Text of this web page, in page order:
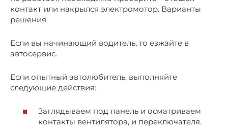
контакт или накрылся электромотор. Варианты
решения:
Если вы начинающий водитель, то езжайте в
автосервис.
Если опытный автолюбитель, выполняйте
следующие действия:
Заглядываем под панель и осматриваем
контакты вентилятора, и переключателя.